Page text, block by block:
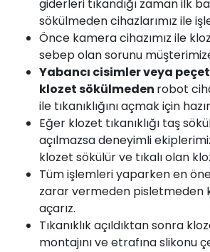
giderleri tıkandığı zaman ilk
sökülmeden cihazlarımız ile
Önce kamera cihazımız ile
sebep olan sorunu
Yabancı cisimler veya
klozet sökülmeden robot
ile tıkanıklığını açmak için
Eğer klozet tıkanıklığı taş
açılmazsa deneyimli
klozet sökülür ve tıkalı olan
Tüm işlemleri yaparken en
zarar vermeden pisletmeden
açarız.
Tıkanıklık açıldıktan sonra
montajını ve etrafına slikonu